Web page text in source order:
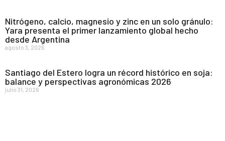
Nitrógeno, calcio, magnesio y zinc en un solo gránulo:
Yara presenta el primer lanzamiento global hecho
desde Argentina
agosto 3, 2026
Santiago del Estero logra un récord histórico en soja:
balance y perspectivas agronómicas 2026
julio 31, 2026